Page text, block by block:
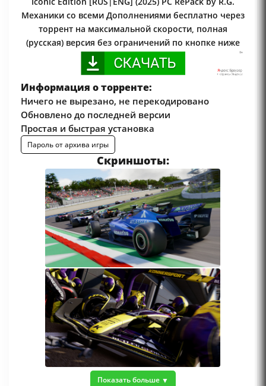
Механики со всеми Дополнениями бесплатно через
торрент на максимальной скорости, полная
(русская) версия без ограничений по кнопке ниже
Информация о торренте:
Ничего не вырезано, не перекодировано
Обновлено до последней версии
Простая и быстрая установка
Пароль от архива игры
Скриншоты:
Показать больше